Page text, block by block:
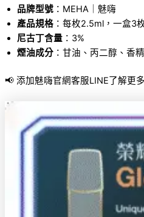
品牌型號 ：MEHA｜魅嗨
產品規格 ：每枚2.5ml，一盒3
尼古丁含量 ：3%
煙油成分 ：甘油、丙二醇、香
📢 添加魅嗨官網客服LINE了解更